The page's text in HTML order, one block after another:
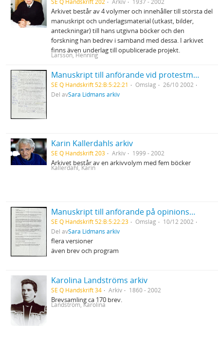
Arkivet består av 4 volymer och innehåller till största del
manuskript och underlagsmaterial (utkast, bilder,
anteckningar) till hans utgivna böcker och den
forskning han bedrev i samband med dessa. I arkivet
finns även underlag till opublicerade projekt.
Larsson, Henning
Manuskript till anförande vid protestmöte mot USA:s krig i Irak Luleå stadshus
SE Q Handskrift 52:B:5:22:21 Omslag
26/10 2002
Del avSara Lidmans arkiv
Karin Kallerdahls arkiv
SE Q Handskrift 203 Arkiv 1999 - 2002
Arkivet består av en arkivvolym med fem böcker
Kallerdahl, Karin
Manuskript till anförande på opinionsmöte på de mänskliga rättigheternas dag mot USA:s krigshot mot Irak i ABF-huset Stockholm
SE Q Handskrift 52:B:5:22:23 Omslag
10/12 2002
Del avSara Lidmans arkiv
flera versioner
även brev och program
Karolina Landströms arkiv
SE Q Handskrift 34 Arkiv 1860 - 2002
Brevsamling ca 170 brev.
Landström, Karolina